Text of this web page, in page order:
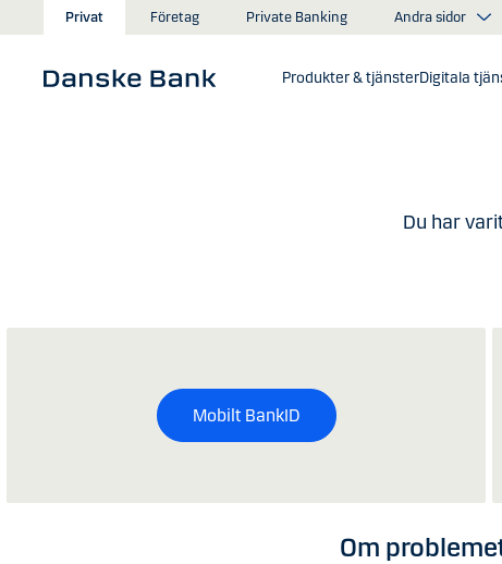
Gå till huvudinnehåll
Privat Företag Private Banking Andra sidor
Produkter & tjänsterDigitala
Du har
Mobilt BankID
Om